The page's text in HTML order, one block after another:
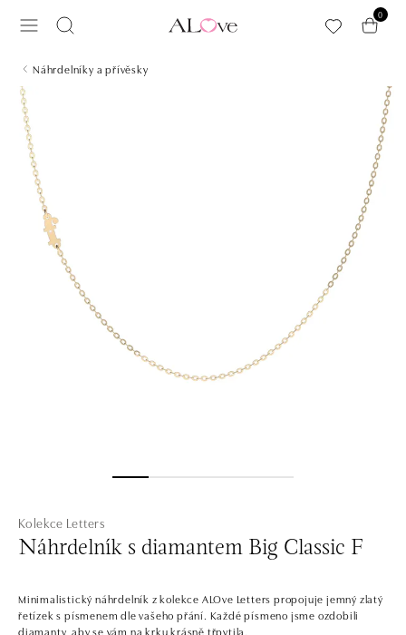
0
Náhrdelníky a přívěsky
Kolekce Letters
Náhrdelník s diamantem Big Classic F
Minimalistický náhrdelník z kolekce ALOve Letters propojuje jemný zlatý
řetízek s písmenem dle vašeho přání. Každé písmeno jsme ozdobili
diamanty, aby se vám na krku krásně třpytila.